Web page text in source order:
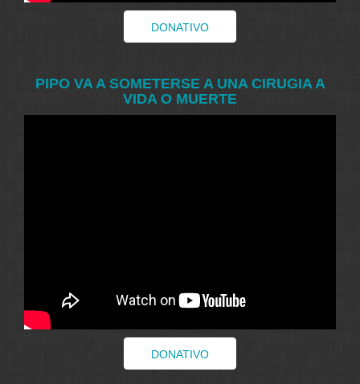
DONATIVO
PIPO VA A SOMETERSE A UNA CIRUGIA A
VIDA O MUERTE
DONATIVO